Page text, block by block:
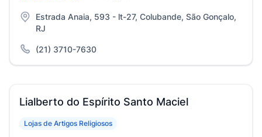
Estrada Anaia, 593 - lt-27, Colubande, São Gonçalo,
RJ
(21) 3710-7630
Lialberto do Espírito Santo Maciel
Lojas de Artigos Religiosos